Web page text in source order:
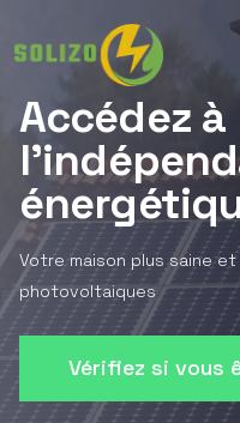
Accédez à
Votre maison plus saine
photovoltaiques
Vérifiez si vous